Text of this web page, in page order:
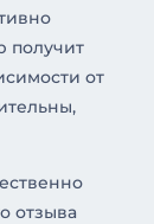
получит
от
отзыва